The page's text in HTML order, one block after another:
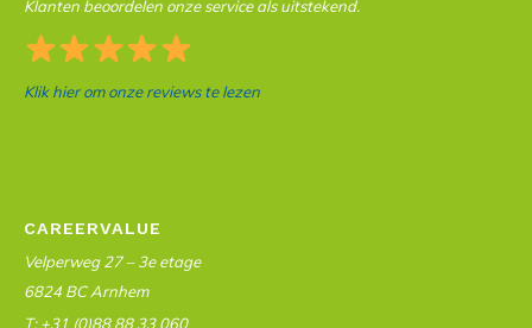
Klanten beoordelen onze service als uitstekend.
Klik hier om onze reviews te lezen
CAREERVALUE
Velperweg 27 – 3e etage
6824 BC Arnhem
T: +31 (0)88 88 33 060